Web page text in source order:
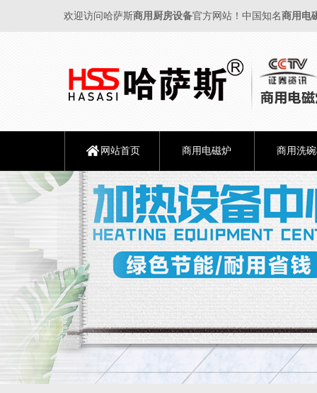
欢迎访问哈萨斯商用厨房设备官方网站！中国知名商用电
网站首页 商用电磁炉 商用洗